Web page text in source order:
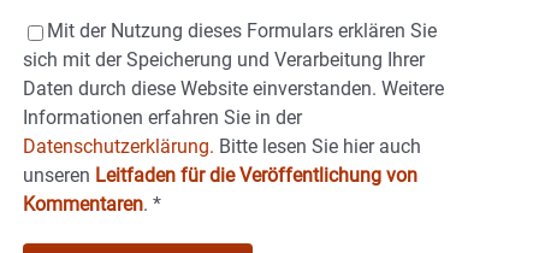
Mit der Nutzung dieses Formulars erklären Sie
sich mit der Speicherung und Verarbeitung Ihrer
Daten durch diese Website einverstanden. Weitere
Informationen erfahren Sie in der
Datenschutzerklärung. Bitte lesen Sie hier auch
unseren Leitfaden für die Veröffentlichung von
Kommentaren. *